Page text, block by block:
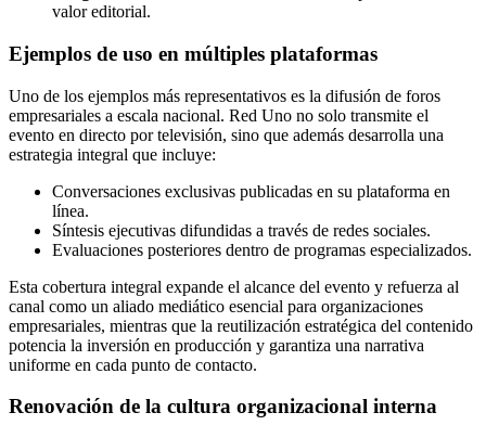
valor editorial.
Ejemplos de uso en múltiples plataformas
Uno de los ejemplos más representativos es la difusión de foros
empresariales a escala nacional. Red Uno no solo transmite el
evento en directo por televisión, sino que además desarrolla una
estrategia integral que incluye:
Conversaciones exclusivas publicadas en su plataforma en
línea.
Síntesis ejecutivas difundidas a través de redes sociales.
Evaluaciones posteriores dentro de programas especializados.
Esta cobertura integral expande el alcance del evento y refuerza al
canal como un aliado mediático esencial para organizaciones
empresariales, mientras que la reutilización estratégica del contenido
potencia la inversión en producción y garantiza una narrativa
uniforme en cada punto de contacto.
Renovación de la cultura organizacional interna